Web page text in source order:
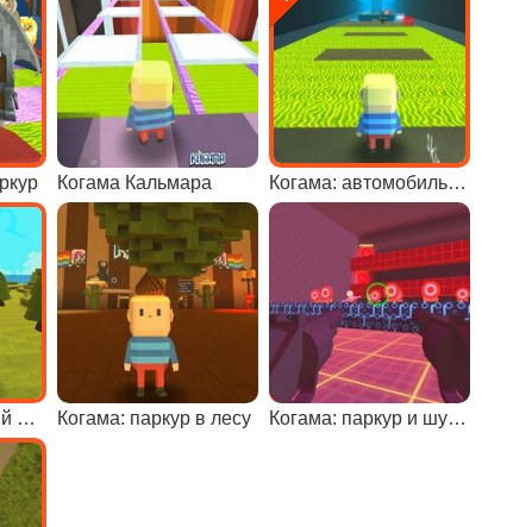
Когама Кальмара Когама: автомобильный паркур
Когама: красочный паркур Когама: паркур в лесу Когама: паркур и шутер